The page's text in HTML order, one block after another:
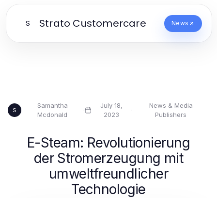
S Strato Customercare News
S
Samantha
Mcdonald
·
July 18,
2023
·
News & Media
Publishers
E-Steam: Revolutionierung
der Stromerzeugung mit
umweltfreundlicher
Technologie